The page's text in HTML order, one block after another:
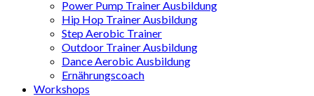
Power Pump Trainer Ausbildung
Hip Hop Trainer Ausbildung
Step Aerobic Trainer
Outdoor Trainer Ausbildung
Dance Aerobic Ausbildung
Ernährungscoach
Workshops